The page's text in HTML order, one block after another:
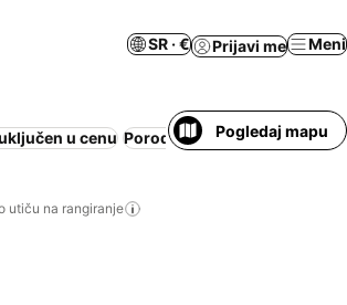
SR · € Prijavi me Meni
u cenu Porodice Apart hotel
Pogledaj mapu
utiču na rangiranje